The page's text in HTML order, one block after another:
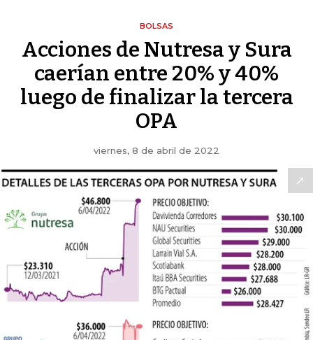
BOLSAS
Acciones de Nutresa y Sura
caerían entre 20% y 40%
luego de finalizar la tercera
OPA
viernes, 8 de abril de 2022